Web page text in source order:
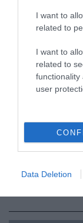
I want to
related to
I want to
related to
functionality
user
Data Deletion
megírta, hogy
külföldieket.
polgármester
fizetnének,
költöztetnének
jelentek meg
családokról
költöznének